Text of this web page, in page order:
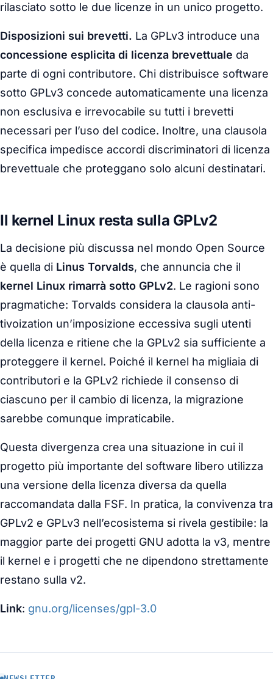
rilasciato sotto le due licenze in un unico progetto.
Disposizioni sui brevetti. La GPLv3 introduce una
concessione esplicita di licenza brevettuale da
parte di ogni contributore. Chi distribuisce software
sotto GPLv3 concede automaticamente una licenza
non esclusiva e irrevocabile su tutti i brevetti
necessari per l’uso del codice. Inoltre, una clausola
specifica impedisce accordi discriminatori di licenza
brevettuale che proteggano solo alcuni destinatari.
Il kernel Linux resta sulla GPLv2
La decisione più discussa nel mondo Open Source
è quella di Linus Torvalds, che annuncia che il
kernel Linux rimarrà sotto GPLv2. Le ragioni sono
pragmatiche: Torvalds considera la clausola anti-
tivoization un’imposizione eccessiva sugli utenti
della licenza e ritiene che la GPLv2 sia sufficiente a
proteggere il kernel. Poiché il kernel ha migliaia di
contributori e la GPLv2 richiede il consenso di
ciascuno per il cambio di licenza, la migrazione
sarebbe comunque impraticabile.
Questa divergenza crea una situazione in cui il
progetto più importante del software libero utilizza
una versione della licenza diversa da quella
raccomandata dalla FSF. In pratica, la convivenza tra
GPLv2 e GPLv3 nell’ecosistema si rivela gestibile: la
maggior parte dei progetti GNU adotta la v3, mentre
il kernel e i progetti che ne dipendono strettamente
restano sulla v2.
Link: gnu.org/licenses/gpl-3.0